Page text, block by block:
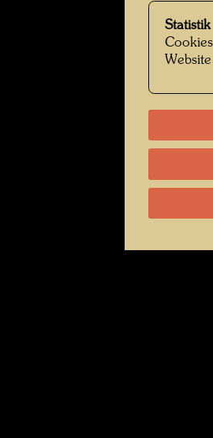
Statistik